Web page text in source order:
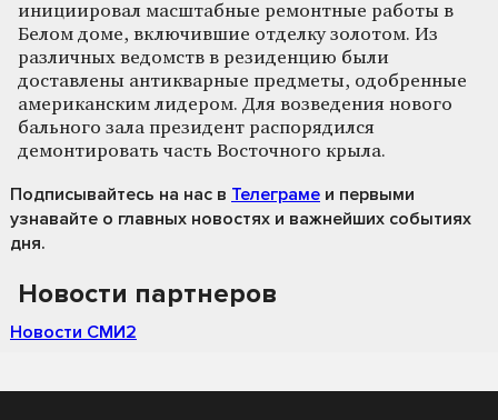
инициировал масштабные ремонтные работы в
Белом доме, включившие отделку золотом. Из
различных ведомств в резиденцию были
доставлены антикварные предметы, одобренные
американским лидером. Для возведения нового
бального зала президент распорядился
демонтировать часть Восточного крыла.
Подписывайтесь на нас в Телеграме и первыми
узнавайте о главных новостях и важнейших событиях
дня.
Новости партнеров
Новости СМИ2